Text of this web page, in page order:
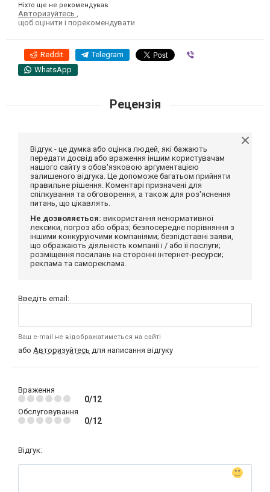
Ніхто ще не рекомендував
Авторизуйтесь
щоб оцінити і порекомендувати
Reddit Telegram
WhatsApp
Рецензія
Відгук - це думка або оцінка людей, які бажають
передати досвід або враження іншим користувачам
нашого сайту з обов'язковою аргументацією
залишеного відгука. Це допоможе багатьом прийняти
правильне рішення. Коментарі призначені для
спілкування та обговорення, а також для роз'яснення
питань, що цікавлять.
Не дозволяється: використання ненормативної
лексики, погроз або образ; безпосереднє порівняння з
іншими конкуруючими компаніями; безпідставні заяви,
що ображають діяльність компанії і / або її послуги;
розміщення посилань на сторонні інтернет-ресурси;
реклама та самореклама.
Введіть email:
Ваш e-mail не відображатиметься на сайті
або Авторизуйтесь для написання відгуку
Враження
0/12
Обслуговування
0/12
Відгук: